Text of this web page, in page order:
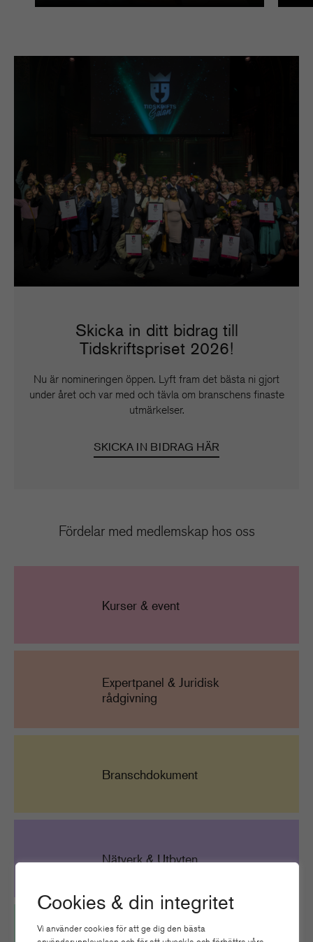
Cookies & din integritet
Vi använder cookies för att ge dig den bästa
Skicka in ditt bidrag till
Tidskriftspriset 2026!
Nu är nomineringen öppen. Lyft fram det bästa ni gjort
under året och var med och tävla om branschens finaste
utmärkelser.
SKICKA IN BIDRAG HÄR
Fördelar med medlemskap hos oss
Kurser & event
Expertpanel & Juridisk
rådgivning
Branschdokument
Nätverk & Utbyten